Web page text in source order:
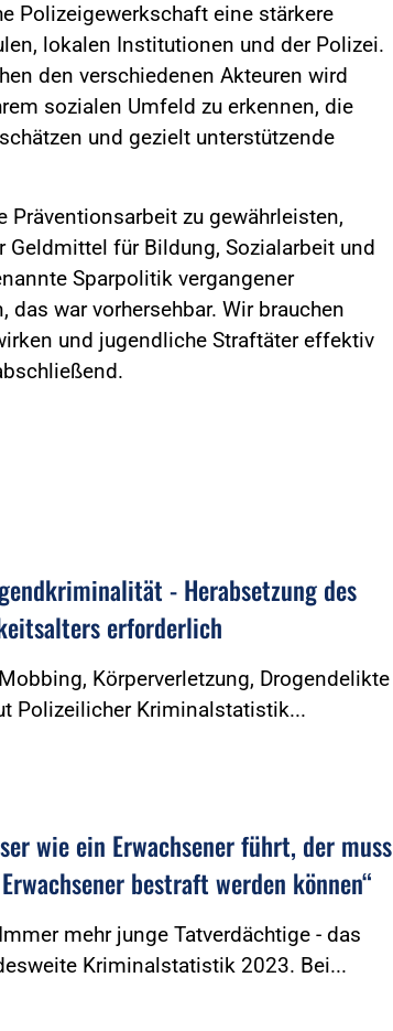
Polizeigewerkschaft eine stärkere
lokalen Institutionen und der Polizei.
den verschiedenen Akteuren wird
sozialen Umfeld zu erkennen, die
und gezielt unterstützende
zu gewährleisten,
Geldmittel für Bildung, Sozialarbeit und
Sparpolitik vergangener
war vorhersehbar. Wir brauchen
und jugendliche Straftäter effektiv
- Herabsetzung des
erforderlich
Körperverletzung, Drogendelikte
Polizeilicher Kriminalstatistik...
wie ein Erwachsener führt, der muss
bestraft werden können“
mehr junge Tatverdächtige - das
Kriminalstatistik 2023. Bei...